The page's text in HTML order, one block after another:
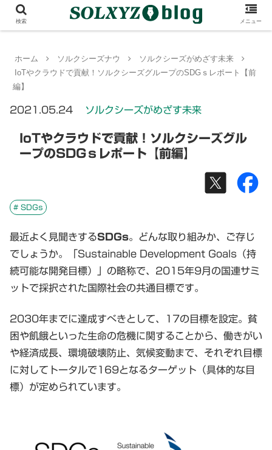
ホーム ソルクシーズナウ
ソルクシーズがめざす未来
IoTやクラウドで貢献！ソルクシーズグループのSDGｓレポート【前
編】
2021.05.24 ソルクシーズがめざす未来
IoTやクラウドで貢献！ソルクシーズグル
ープのSDGｓレポート【前編】
# SDGs
最近よく見聞きするSDGs。どんな取り組みか、ご存じ
でしょうか。「Sustainable Development Goals（持
続可能な開発目標）」の略称で、2015年9月の国連サミ
ットで採択された国際社会の共通目標です。
2030年までに達成すべきとして、17の目標を設定。貧
困や飢餓といった生命の危機に関することから、働きがい
や経済成長、環境破壊防止、気候変動まで、それぞれ目標
に対してトータルで169となるターゲット（具体的な目
標）が定められています。
検索 メニュー